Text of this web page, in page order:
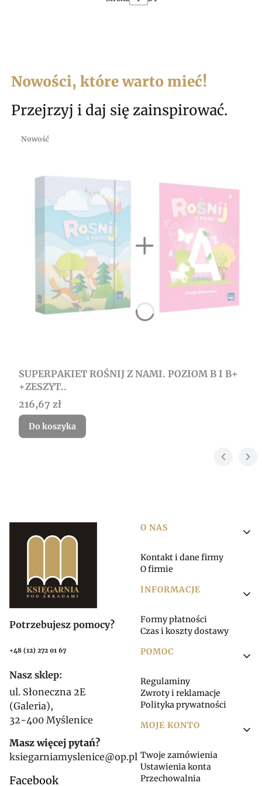
Nowości, które warto mieć!
Przejrzyj i daj się zainspirować.
Nowość
SUPERPAKIET ROŚNIJ Z NAMI. POZIOM B I B+
+ZESZYT..
Cena
216,67 zł
Do koszyka
Potrzebujesz pomocy?
+48 (12) 272 01 67
Nasz sklep:
ul. Słoneczna 2E
(Galeria),
32-400 Myślenice
Masz więcej pytań?
ksiegarniamyslenice@op.pl
Facebook
Linki w stopce
O NAS
Kontakt i dane firmy
O firmie
INFORMACJE
Formy płatności
Czas i koszty dostawy
POMOC
Regulaminy
Zwroty i reklamacje
Polityka prywatności
MOJE KONTO
Twoje zamówienia
Ustawienia konta
Przechowalnia